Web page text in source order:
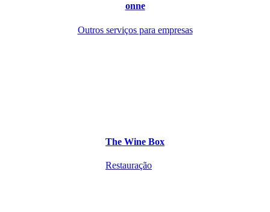
onne
Outros serviços para empresas
The Wine Box
Restauração